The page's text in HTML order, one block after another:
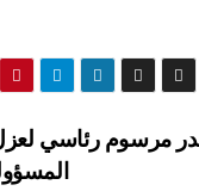
مرسوم رئاسي